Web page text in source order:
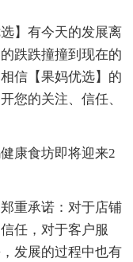
】有今天的发展离
跌跌撞撞到现在的
信【果妈优选】的
您的关注、信任、
康食坊即将迎来2
重承诺：对于店铺
任，对于客户服
发展的过程中也有